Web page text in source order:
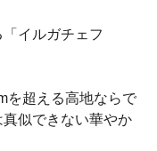
イルガチェフ
を超える高地ならで
似できない華やか